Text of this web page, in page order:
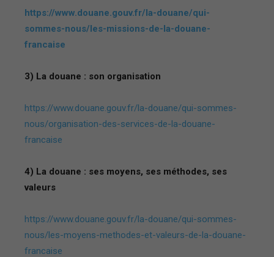
https://www.douane.gouv.fr/la-douane/qui-
sommes-nous/les-missions-de-la-douane-
francaise
3) La douane : son organisation
https://www.douane.gouv.fr/la-douane/qui-sommes-
nous/organisation-des-services-de-la-douane-
francaise
4) La douane : ses moyens, ses méthodes, ses
valeurs
https://www.douane.gouv.fr/la-douane/qui-sommes-
nous/les-moyens-methodes-et-valeurs-de-la-douane-
francaise